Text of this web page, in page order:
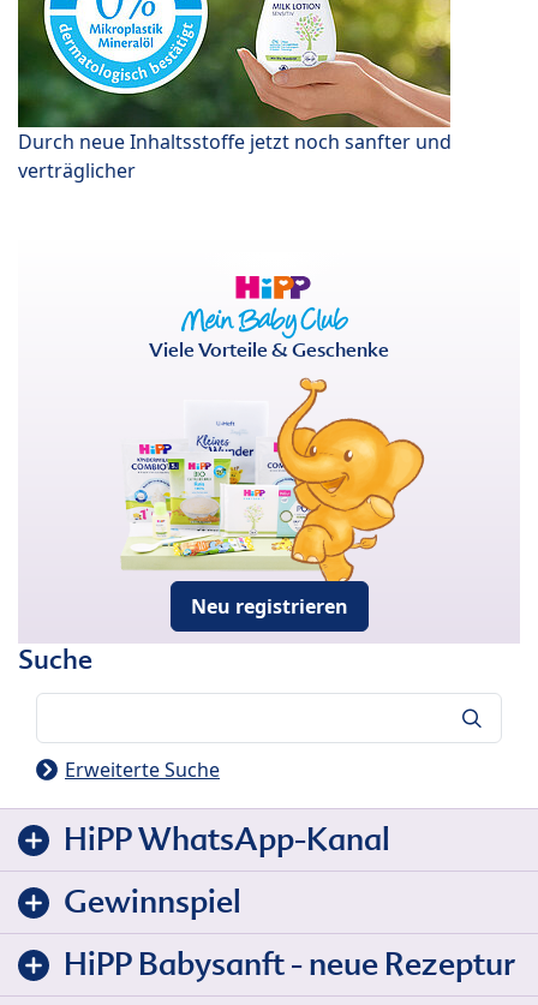
Durch neue Inhaltsstoffe jetzt noch sanfter und
verträglicher
Viele Vorteile & Geschenke
Neu registrieren
Suche
Erweiterte Suche
HiPP WhatsApp-Kanal
Gewinnspiel
HiPP Babysanft - neue Rezeptur